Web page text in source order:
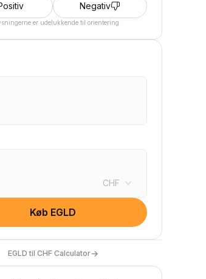
Negativ
er udelukkende til orientering.
CHF
Køb EGLD
EGLD til CHF Calculator→